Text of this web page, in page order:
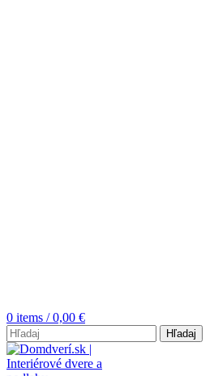
0 items / 0,00 €
Hľadaj